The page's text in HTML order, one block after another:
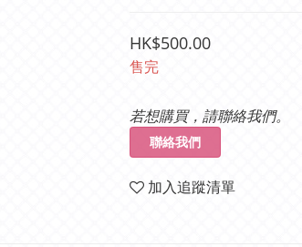
HK$500.00
售完
若想購買，請聯絡我們。
聯絡我們
加入追蹤清單